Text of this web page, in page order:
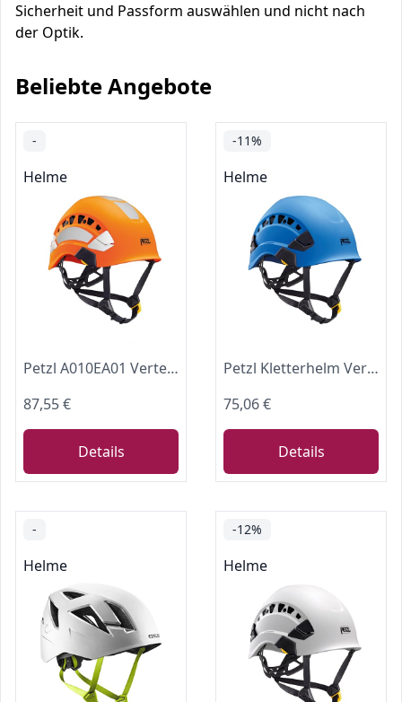
Sicherheit und Passform auswählen und nicht nach
der Optik.
Beliebte Angebote
-
Helme
Petzl A010EA01 Vertex Vent HI-VIZ Helmet ORANGE, Einheitsgröße
87,55 €
Details
-11%
Helme
Petzl Kletterhelm Vertex Vent, belüftet, EN 397, EN 12492, blau A010CA05 (Helm Schutzhelm Sturzhelm Bergsteigerhelm Arbeitshelm)
75,06 €
Details
-
Helme
-12%
Helme